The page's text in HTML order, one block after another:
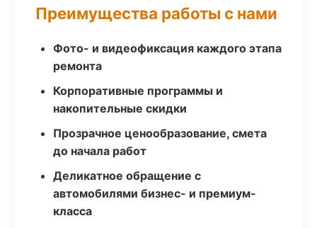
Преимущества работы с нами
Фото- и видеофиксация каждого этапа
ремонта
Корпоративные программы и
накопительные скидки
Прозрачное ценообразование, смета
до начала работ
Деликатное обращение с
автомобилями бизнес- и премиум-
класса